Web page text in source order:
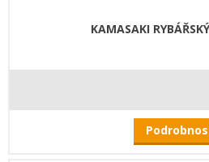
KAMASAKI